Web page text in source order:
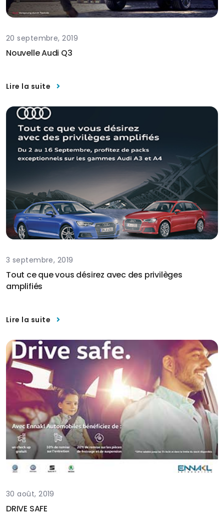
20 septembre, 2019
Nouvelle Audi Q3
Lire la suite
3 septembre, 2019
Tout ce que vous désirez avec des privilèges
amplifiés
Lire la suite
30 août, 2019
DRIVE SAFE